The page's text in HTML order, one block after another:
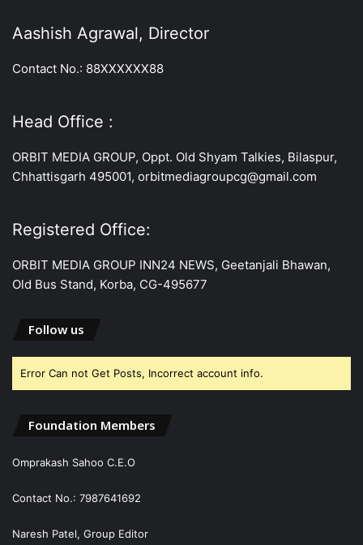
Aashish Agrawal, Director
Contact No.: 88XXXXXX88
Head Office :
ORBIT MEDIA GROUP, Oppt. Old Shyam Talkies, Bilaspur,
Chhattisgarh 495001, orbitmediagroupcg@gmail.com
Registered Office:
ORBIT MEDIA GROUP INN24 NEWS, Geetanjali Bhawan,
Old Bus Stand, Korba, CG-495677
Follow us
Error Can not Get Posts, Incorrect account info.
Foundation Members
Omprakash Sahoo C.E.O
Contact No.: 7987641692
Naresh Patel, Group Editor